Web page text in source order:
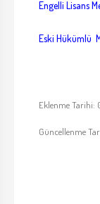
Engelli Lisans
Eski Hükümlü
Eklenme Tarihi:
Güncellenme